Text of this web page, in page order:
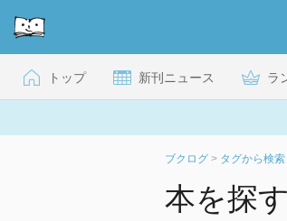
トップ 新刊ニュース ラ
ブクログ > タグから検索
本を探